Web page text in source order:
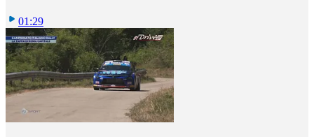
01:29